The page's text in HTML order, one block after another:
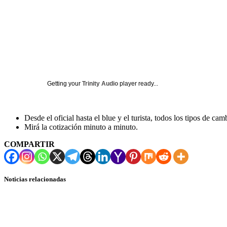
Getting your Trinity Audio player ready...
Desde el oficial hasta el blue y el turista, todos los tipos de
Mirá la cotización minuto a minuto.
COMPARTIR
Noticias relacionadas